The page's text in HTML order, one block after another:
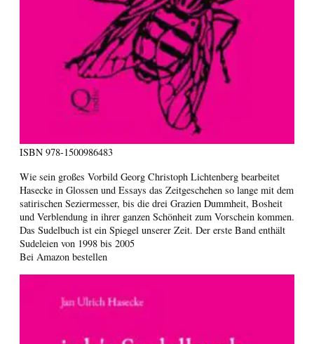
ISBN 978-1500986483
Wie sein großes Vorbild Georg Christoph Lichtenberg bearbeitet
Hasecke in Glossen und Essays das Zeitgeschehen so lange mit dem
satirischen Seziermesser, bis die drei Grazien Dummheit, Bosheit
und Verblendung in ihrer ganzen Schönheit zum Vorschein kommen.
Das Sudelbuch ist ein Spiegel unserer Zeit. Der erste Band enthält
Sudeleien von 1998 bis 2005
Bei Amazon bestellen